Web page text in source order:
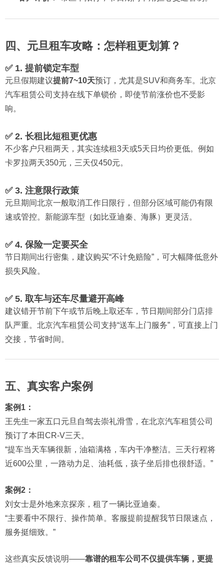
四、元旦租车攻略：怎样租更划算？
✅ 1. 提前锁定车型
元旦假期建议提前7~10天预订，尤其是SUV和商务车。北京
汽车租赁公司支持在线下单锁价，即使节前涨价也不受影
响。
✅ 2. 长租比短租更优惠
不少客户只租两天，其实连续租3天或5天日均价更低。例如
卡罗拉两天350元，三天仅450元。
✅ 3. 注意限行政策
元旦期间北京一般取消工作日限行，但部分区域可能仍有限
速或管控。新能源车型（如比亚迪秦、海豚）更灵活。
✅ 4. 保险一定要买全
节日期间出行密集，建议购买“不计免赔险”，可大幅降低意外
损失风险。
✅ 5. 取车与还车尽量避开高峰
建议错开节前下午或节后晚上取还车，节日期间部分门店排
队严重。北京汽车租赁公司支持“送车上门服务”，可直接上门
交接，节省时间。
五、真实客户案例
案例1：
王先生一家五口元旦自驾去崇礼滑雪，在北京汽车租赁公司
预订了本田CR-V三天。
“提车当天车辆很新，油箱满格，车内干净整洁。三天行程将
近600公里，一路动力足、油耗低，孩子坐后排也很舒适。”
案例2：
刘女士是外地来京探亲，租了一辆比亚迪秦。
“主要看中不限行、操作简单。客服提前提醒我节日限速点，
服务挺细致。”
这些真实反馈说明——靠谱的租车公司不仅提供车辆，更提